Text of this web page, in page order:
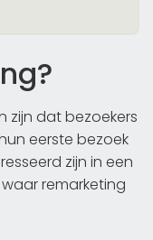
zijn dat bezoekers
eerste bezoek
zijn in een
remarketing